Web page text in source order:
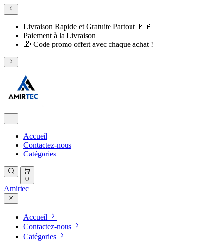
Livraison Rapide et Gratuite Partout 🇲🇦
​Paiement à la Livraison
​🎁 Code promo offert avec chaque achat !
Accueil
Contactez-nous
Catégories
0
Amirtec
Accueil
Contactez-nous
Catégories